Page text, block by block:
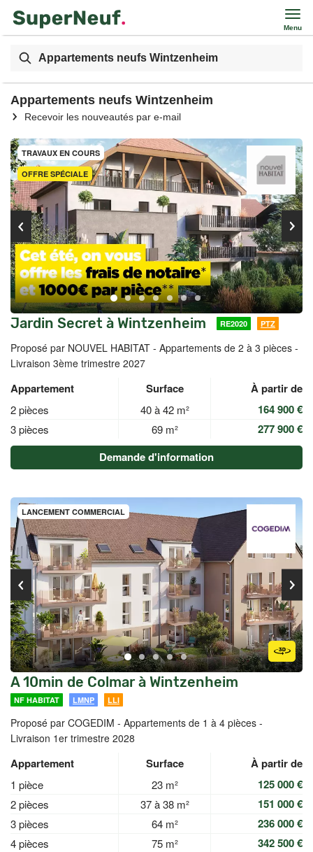
Menu
Appartements neufs Wintzenheim
Appartements neufs Wintzenheim
Recevoir les nouveautés par e-mail
OFFRE SPÉCIALE
TRAVAUX EN COURS
Jardin Secret à Wintzenheim RE2020 PTZ
Proposé par NOUVEL HABITAT - Appartements de 2 à 3 pièces -
Livraison 3ème trimestre 2027
Appartement Surface À partir de
2 pièces 40 à 42 m² 164 900 €
3 pièces 69 m²
277 900 €
Demande d'information
LANCEMENT COMMERCIAL
A 10min de Colmar à Wintzenheim
NF HABITAT LMNP LLI
Proposé par COGEDIM - Appartements de 1 à 4 pièces -
Livraison 1er trimestre 2028
Appartement Surface À partir de
1 pièce 23 m² 125 000 €
2 pièces 37 à 38 m² 151 000 €
3 pièces 64 m² 236 000 €
4 pièces 75 m²
342 500 €